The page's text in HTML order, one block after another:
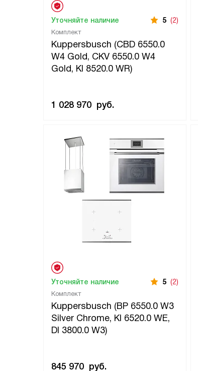
Комплект
Kuppersbusch (CBD 6550.0
W4 Gold, CKV 6550.0 W4
Gold, KI 8520.0 WR)
Уточняйте наличие 5 (2)
1 028 970 руб.
Комплект
Kuppersbusch (BP 6550.0 W3
Silver Chrome, KI 6520.0 WE,
DI 3800.0 W3)
Уточняйте наличие 5 (2)
845 970 руб.